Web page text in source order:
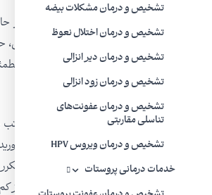
تشخیص و درمان مشکلات بیضه
تشخیص و درمان اختلال نعوظ
تشخیص و درمان دیر انزالی
تشخیص و درمان زود انزالی
تشخیص و درمان عفونت‌های
تناسلی مقاربتی
تشخیص و درمان ویروس HPV
خدمات درمانی پروستات
داروهایی که برای درمان عفونت ادراری در
عارضه‌ای برای سلامت جنین ندارد. همچنین،
دارو، باید آزمایش ادرار انجام شود تا پزشک
منفی است.
اگر عفونت ادراری به علائمی همچون درد و
باید در بیمارستان بستری شود تا به صورت
دریافت کند. زنان بارداری که دچار عفونت
است تا پایان دوران بارداری آنتی‌بیوتیک با دوز